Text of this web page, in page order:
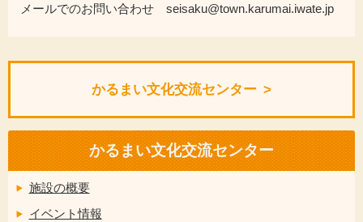
メールでのお問い合わせ seisaku@town.karumai.iwate.jp
かるまい文化交流センター
かるまい文化交流センター
施設の概要
イベント情報